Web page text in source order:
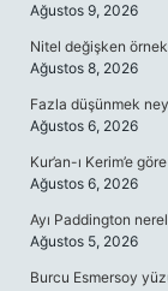
Ağustos 9, 2026
Nitel değişken
Ağustos 8, 2026
Fazla düşünmek
Ağustos 6, 2026
Kur’an-ı Kerim’e
Ağustos 6, 2026
Ayı Paddington
Ağustos 5, 2026
Burcu Esmersoy